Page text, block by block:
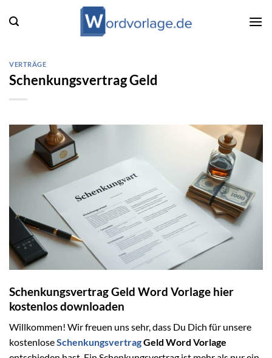
Inhalt
VERTRÄGE
Schenkungsvertrag Geld
Schenkungsvertrag Geld Word Vorlage hier
kostenlos downloaden
Willkommen! Wir freuen uns sehr, dass Du Dich für unsere
kostenloseSchenkungsvertragGeld Word Vorlage